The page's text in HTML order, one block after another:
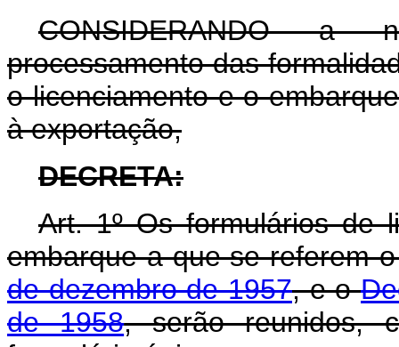
CONSIDERANDO a
processamento das
o licenciamento e o
à exportação,
DECRETA:
Art. 1º Os formulários de
embarque a que se referem
de dezembro de 1957, e o
de 1958, serão reunidos,